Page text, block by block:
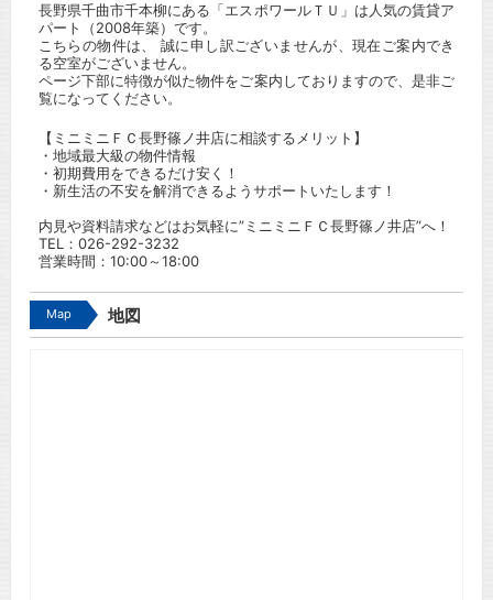
長野県千曲市千本柳にある「エスポワールＴＵ」は人気の賃貸ア
パート（2008年築）です。
こちらの物件は、 誠に申し訳ございませんが、現在ご案内でき
る空室がございません。
ページ下部に特徴が似た物件をご案内しておりますので、是非ご
覧になってください。
【ミニミニＦＣ長野篠ノ井店に相談するメリット】
・地域最大級の物件情報
・初期費用をできるだけ安く！
・新生活の不安を解消できるようサポートいたします！
内見や資料請求などはお気軽に”ミニミニＦＣ長野篠ノ井店”へ！
TEL： 026-292-3232
営業時間：10:00～18:00
Map 地図